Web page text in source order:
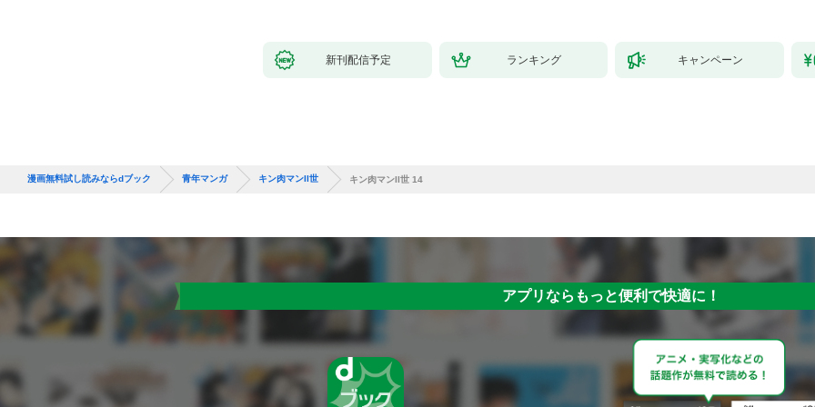
新刊配信予定 ランキング キャンペーン
漫画無料試し読みならdブック 青年マンガ キン肉マンII世 キン肉マンII世 14
アプリならもっと便利で快適に！